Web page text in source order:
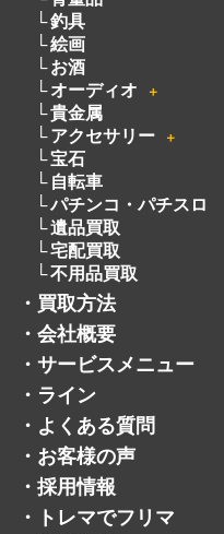
アクセサリー
宝石
自転車
パチンコ・パチスロ
遺品買取
宅配買取
不用品買取
買取方法
会社概要
サービスメニュー
ライン
・ よくある質問
・ お客様の声
・ 採用情報
・ トレマでフリマ
・ お知らせ
・ コラム
・ 商品を探す
・ プライバシーポリシー